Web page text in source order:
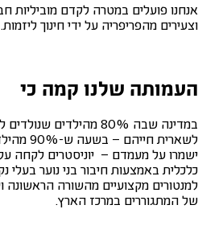
אנחנו פועלים במטרה לקדם מוביליות
וצעירים מהפריפריה על ידי חינוך ליזמות.
העמותה שלנו קמה כי
במדינה שבה 80% מהילדים
לשארית
ישמרו על מעמדם – יוניסטרים לקחה
כלכלית באמצעות חיבור בני נוער בעלי
למנטורים מקצועיים מהשורה
של המתגוררים במרכז הארץ.